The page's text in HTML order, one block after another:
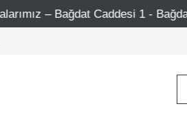
1 - Bağdat Caddesi 2 -